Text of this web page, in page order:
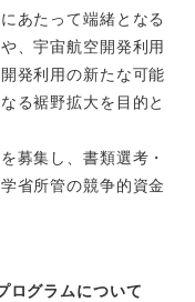
あたって端緒となる
、宇宙航空開発利用
発利用の新たな可能
る裾野拡大を目的と
募集し、書類選考・
省所管の競争的資金
ログラムについて